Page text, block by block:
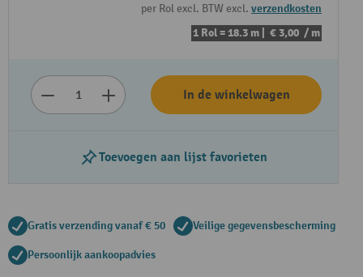
per Rol excl. BTW excl. verzendkosten
1 Rol = 18.3 m | € 3,00 / m
In de winkelwagen
Toevoegen aan lijst favorieten
Gratis verzending vanaf € 50 Veilige gegevensbescherming
Persoonlijk aankoopadvies